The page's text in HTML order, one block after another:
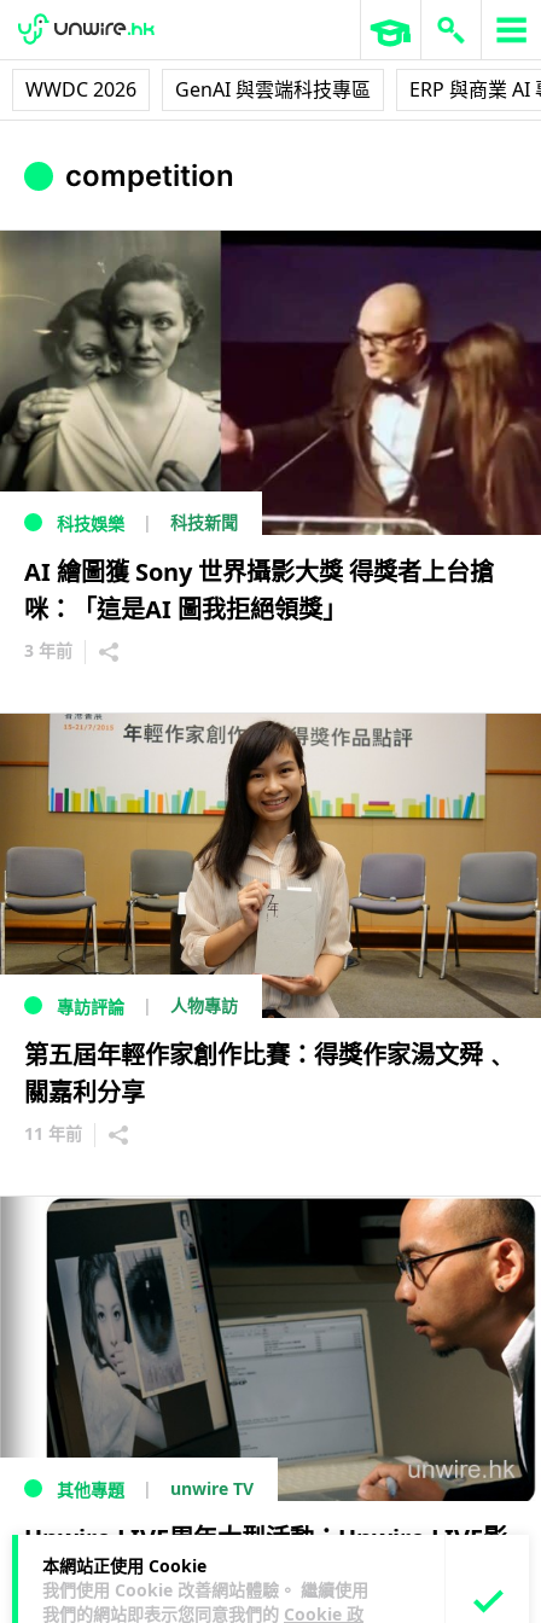
WWDC 2026 GenAI 與雲端科技專區 ERP 與商業 AI
本網站正使用 Cookie
我們使用 Cookie 改善網站體驗。 繼續使用
我們的網站即表示您同意我們的 Cookie 政
competition
科技娛樂 科技新聞
AI 繪圖獲 Sony 世界攝影大獎 得獎者上台搶
咪：「這是AI 圖我拒絕領獎」
3 年前
專訪評論 人物專訪
第五屆年輕作家創作比賽：得獎作家湯文舜﹑
關嘉利分享
11 年前
其他專題 unwire TV
Unwire LIVE周年大型活動：Unwire LIVE影
靚相贏巨獎！
15 年前